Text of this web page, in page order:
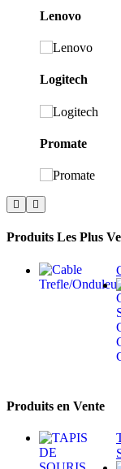
Lenovo
Logitech
Promate
Produits Les Plus
Produits en Vente